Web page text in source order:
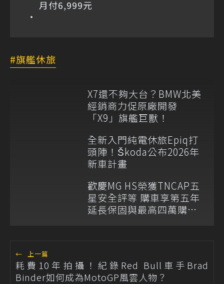
月付6,999元
旗艦休旅
X7還不夠大台？BMW北美
經銷商力促原廠開發
「X9」旗艦巨獸！
全新入門純電休旅Epiq打
頭陣！Škoda公布2026年
新車計畫
歡慶MG HS榮獲TNCAP五
星安全評等 購車享第五年
延長保固與最高四萬購車
← 上一篇
耗費10年拍攝！紀錄Red Bull車手Brad
Binder如何成為MotoGP風雲人物？